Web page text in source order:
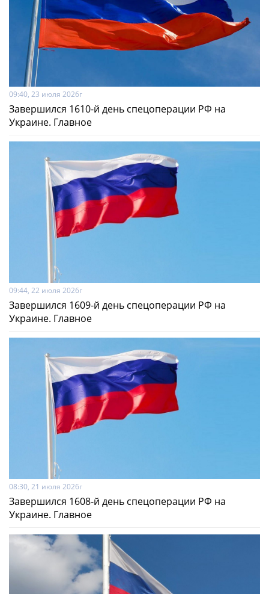
09:40, 23 июля 2026г
Завершился 1610-й день спецоперации РФ на
Украине. Главное
09:44, 22 июля 2026г
Завершился 1609-й день спецоперации РФ на
Украине. Главное
08:30, 21 июля 2026г
Завершился 1608-й день спецоперации РФ на
Украине. Главное